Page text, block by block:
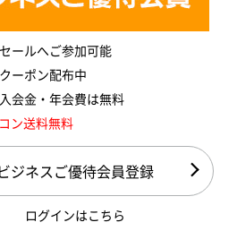
ールへご参加可能
ーポン配布中
会金・年会費は無料
ン送料無料
ビジネスご優待会員登録
ログインはこちら